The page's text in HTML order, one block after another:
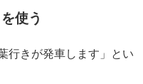
使う
行きが発車します」とい